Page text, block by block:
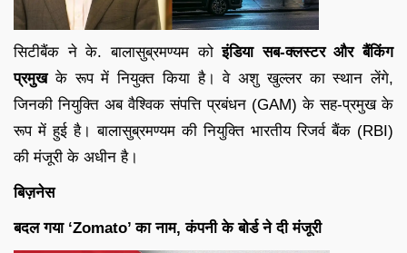
सिटीबैंक ने के. बालासुब्रमण्यम कोइंडिया सब-क्लस्टर और बैंकिंग
प्रमुखके रूप में नियुक्त किया है। वे अशु खुल्लर का स्थान लेंगे,
जिनकी नियुक्ति अब वैश्विक संपत्ति प्रबंधन (GAM) के सह-प्रमुख के
रूप में हुई है। बालासुब्रमण्यम की नियुक्ति भारतीय रिजर्व बैंक (RBI)
की मंजूरी के अधीन है।
बिज़नेस
बदल गया ‘Zomato’ का नाम, कंपनी के बोर्ड ने दी मंजूरी